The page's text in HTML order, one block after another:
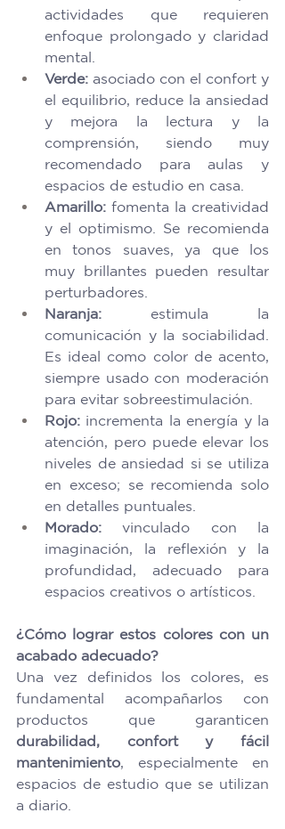
actividades que requieren
enfoque prolongado y claridad
mental.
Verde: asociado con el confort y
el equilibrio, reduce la ansiedad
y mejora la lectura y la
comprensión, siendo muy
recomendado para aulas y
espacios de estudio en casa.
Amarillo: fomenta la creatividad
y el optimismo. Se recomienda
en tonos suaves, ya que los
muy brillantes pueden resultar
perturbadores.
Naranja: estimula la
comunicación y la sociabilidad.
Es ideal como color de acento,
siempre usado con moderación
para evitar sobreestimulación.
Rojo: incrementa la energía y la
atención, pero puede elevar los
niveles de ansiedad si se utiliza
en exceso; se recomienda solo
en detalles puntuales.
Morado: vinculado con la
imaginación, la reflexión y la
profundidad, adecuado para
espacios creativos o artísticos.
¿Cómo lograr estos colores con un
acabado adecuado?
Una vez definidos los colores, es
fundamental acompañarlos con
durabilidad, confort y fácil
mantenimiento, especialmente en
espacios de estudio que se utilizan
a diario.